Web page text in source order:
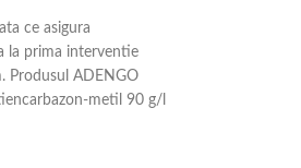
ce asigura
la prima interventie
Produsul ADENGO
metil 90 g/l